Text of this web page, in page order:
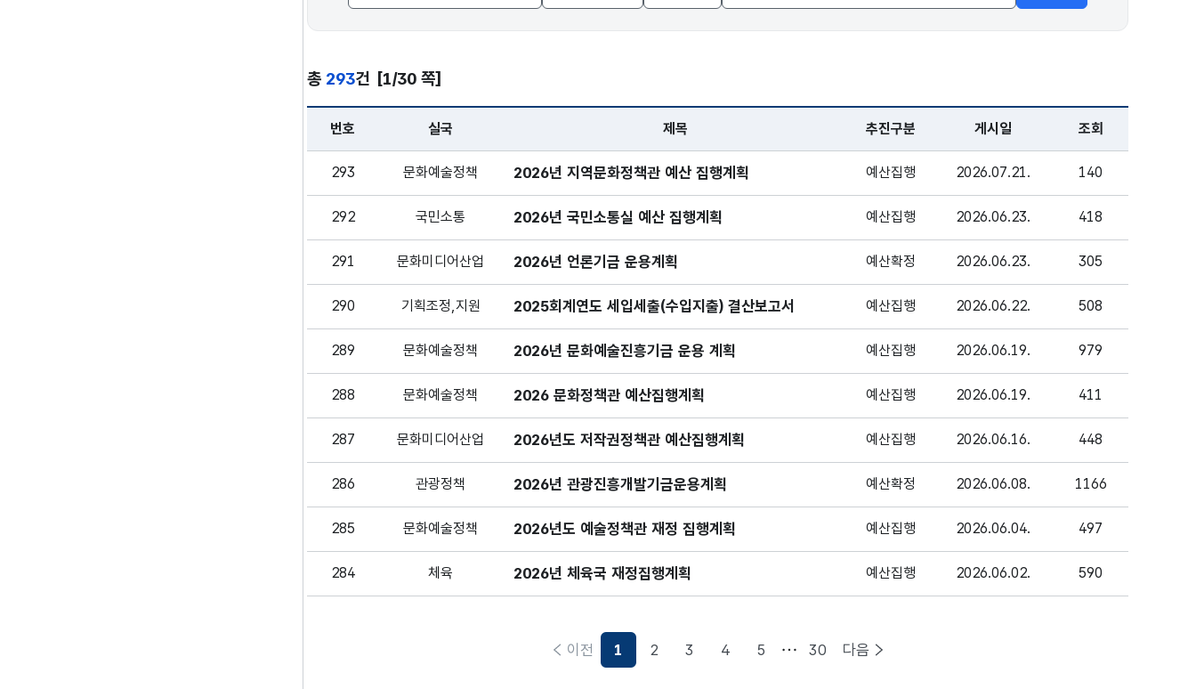
총 293건 [1/30 쪽]
예산자료 - 목록 번호, 실국, 제목, 추진구분, 게시일, 조회수 보기
번호 실국 제목 추진구분 게시일 조회
293 문화예술정책 2026년 지역문화정책관 예산 집행계획 예산집행 2026.07.21. 140
292 국민소통 2026년 국민소통실 예산 집행계획 예산집행 2026.06.23. 418
291 문화미디어산업 2026년 언론기금 운용계획 예산확정 2026.06.23. 305
290 기획조정,지원 2025회계연도 세입세출(수입지출) 결산보고서 예산집행 2026.06.22. 508
289 문화예술정책 2026년 문화예술진흥기금 운용 계획 예산집행 2026.06.19. 979
288 문화예술정책 2026 문화정책관 예산집행계획 예산집행 2026.06.19. 411
287 문화미디어산업 2026년도 저작권정책관 예산집행계획 예산집행 2026.06.16. 448
286 관광정책 2026년 관광진흥개발기금운용계획 예산확정 2026.06.08. 1166
285 문화예술정책 2026년도 예술정책관 재정 집행계획 예산집행 2026.06.04. 497
284 체육 2026년 체육국 재정집행계획 예산집행 2026.06.02. 590
이전
현재페이지
1 2 3 4 5 30 다음